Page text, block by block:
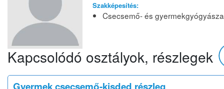
Szakképesítés:
Csecsemő- és
Kapcsolódó osztályok, részlegek
Gyermek csecsemő-kisded részleg